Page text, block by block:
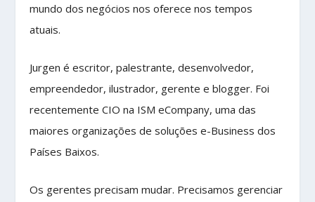
mundo dos negócios nos oferece nos tempos
atuais.
Jurgen é escritor, palestrante, desenvolvedor,
empreendedor, ilustrador, gerente e blogger. Foi
recentemente CIO na ISM eCompany, uma das
maiores organizações de soluções e-Business dos
Países Baixos.
Os gerentes precisam mudar. Precisamos gerenciar